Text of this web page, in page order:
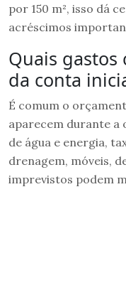
por 150 m², isso dá
acréscimos
Quais
da conta
É comum o
aparecem durante a
de água e energia,
drenagem, móveis,
imprevistos podem